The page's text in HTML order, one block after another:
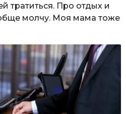
тратиться. Про отдых и
молчу. Моя мама тоже